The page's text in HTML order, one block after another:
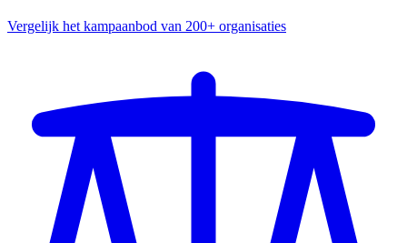
Vergelijk het kampaanbod van 200+ organisaties